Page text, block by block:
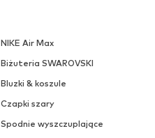
NIKE Air Max
Biżuteria SWAROVSKI
Bluzki & koszule
Czapki szary
Spodnie wyszczuplające